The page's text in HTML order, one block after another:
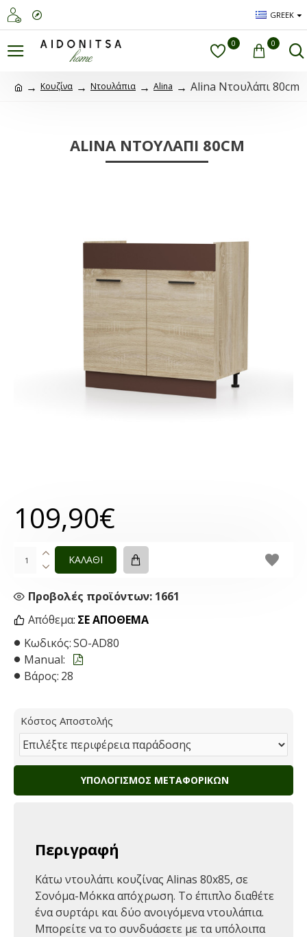
GREEK
0 0
Κουζίνα Ντουλάπια Alina Alina Nτουλάπι 80cm
ALINA NΤΟΥΛΆΠΙ 80CM
Απόθεμα: ΣΕ ΑΠΌΘΕΜΑ
Κωδικός:SO-AD80
Manual:
Βάρος: 28
Προβολές προϊόντων: 1661
109,90€
ΚΑΛΑΘΙ
Κόστος Αποστολής
ΥΠΟΛΟΓΙΣΜΌΣ ΜΕΤΑΦΟΡΙΚΏΝ
Περιγραφή
Κάτω ντουλάπι κουζίνας Alinas 80x85, σε
Σονόμα-Μόκκα απόχρωση. Το έπιπλο διαθέτε
ένα συρτάρι και δύο ανοιγόμενα ντουλάπια.
Μπορείτε να το συνδυάσετε με τα υπόλοιπα